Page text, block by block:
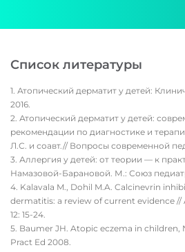
Список литературы
Атопический дерматит у детей:
2016.
Атопический дерматит у детей:
рекомендации по диагностике и
Л.С. и соавт.// Вопросы современной
Аллергия у детей: от теории — к
Намазовой-Барановой. М.: Союз
Kalavala M., Dohil M.A. Calcinevrin
dermatitis: a review of current evidence //
12: 15-24.
Baumer JH. Atopic eczema in children,
Pract Ed 2008.